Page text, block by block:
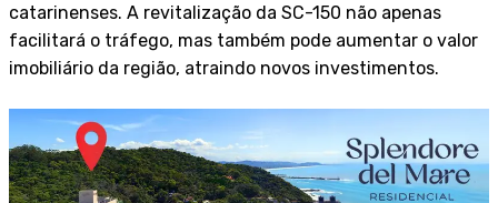
catarinenses. A revitalização da SC-150 não apenas
facilitará o tráfego, mas também pode aumentar o valor
imobiliário da região, atraindo novos investimentos.